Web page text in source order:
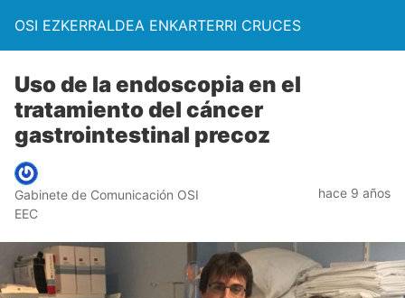
OSI EZKERRALDEA ENKARTERRI CRUCES
Uso de la endoscopia en el
tratamiento del cáncer
gastrointestinal precoz
Gabinete de Comunicación OSI
EEC
hace 9 años